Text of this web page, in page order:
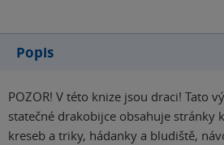
Popis
POZOR! V této knize jsou draci! Tato
statečné drakobijce obsahuje stránky
kreseb a triky, hádanky a bludiště,